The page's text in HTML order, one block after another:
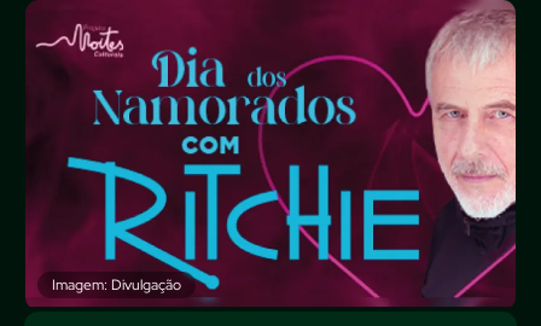
Imagem: Divulgação